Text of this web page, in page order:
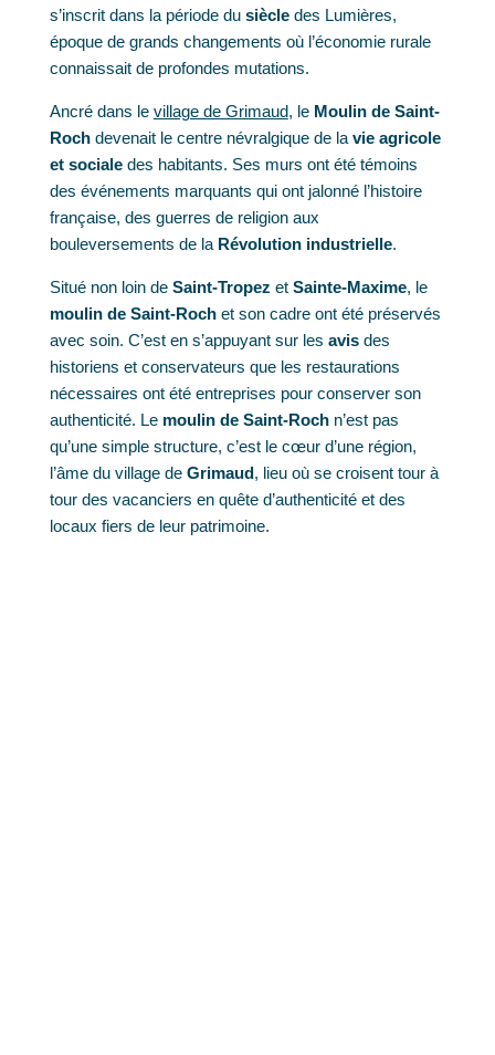
s’inscrit dans la période du siècledes Lumières,
époque de grands changements où l’économie rurale
connaissait de profondes mutations.
Ancré dans le village de Grimaud, le Moulin de Saint-
Rochdevenait le centre névralgique de lavie agricole
et sociale des habitants. Ses murs ont été témoins
des événements marquants qui ont jalonné l’histoire
française, des guerres de religion aux
bouleversements de la Révolution industrielle.
Situé non loin de Saint-Tropez et Sainte-Maxime, le
moulin de Saint-Rochet son cadre ont été préservés
avec soin. C’est en s’appuyant sur les avisdes
historiens et conservateurs que les restaurations
nécessaires ont été entreprises pour conserver son
authenticité. Le moulin de Saint-Rochn’est pas
qu’une simple structure, c’est le cœur d’une région,
l’âme du village de Grimaud, lieu où se croisent tour à
tour des vacanciers en quête d’authenticité et des
locaux fiers de leur patrimoine.